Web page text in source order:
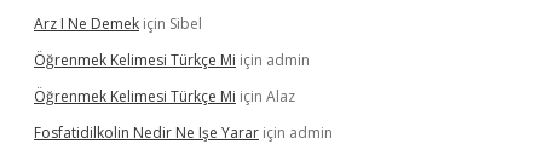
Arz I Ne Demek için Sibel
Öğrenmek Kelimesi Türkçe Mi için admin
Öğrenmek Kelimesi Türkçe Mi için Alaz
Fosfatidilkolin Nedir Ne Işe Yarar için admin